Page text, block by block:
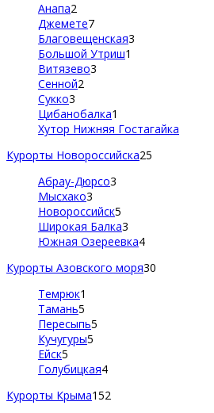
Анапа2
Джемете7
Благовещенская3
Большой Утриш1
Витязево3
Сенной2
Сукко3
Цибанобалка1
Хутор Нижняя Гостагайка
Курорты Новороссийска25
Абрау-Дюрсо3
Мысхако3
Новороссийск5
Широкая Балка3
Южная Озереевка4
Курорты Азовского моря30
Темрюк1
Тамань5
Пересыпь5
Кучугуры5
Ейск5
Голубицкая4
Курорты Крыма152